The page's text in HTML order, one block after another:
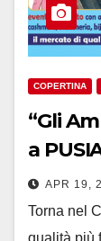
COPERTINA
“Gli
a
APR 19,
Torna nel
qualità più